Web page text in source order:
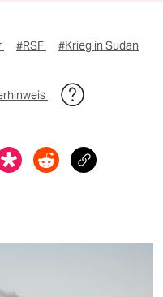
#RSF #Krieg in Sudan